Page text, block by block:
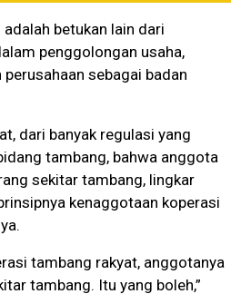
betukan lain dari
penggolongan usaha,
sebagai badan
dari banyak regulasi yang
tambang, bahwa anggota
sekitar tambang, lingkar
kenaggotaan koperasi
tambang rakyat, anggotanya
tambang. Itu yang boleh,”